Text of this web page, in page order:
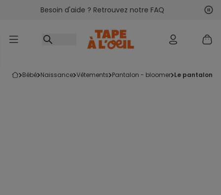
Accéder au contenu
Besoin d'aide ? Retrouvez notre FAQ
bébé naissance vêtements pantalon - bloomer le pantalon